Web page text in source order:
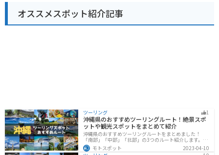
邑南町は、自然豊かな場所で、特産品としては、柿の他
に、ブルーベリーや、ワインなども有名です。道の駅 か
きのきむら は、そんな邑南町の魅力を満喫できるスポッ
オススメスポット紹介記事
ツーリング 1
沖縄県のおすすめツーリングルート！絶景スポ
ットや観光スポットをまとめて紹介
沖縄県のおすすめツーリングルートをまとめました！
「南部」「中部」「北部」の3つのルート紹介します。美
しいビーチや歴史と文化に溢れたスポットが多数あり、
様々な楽しみ方ができます。バイクで沖縄県にツーリン
モトスポット
2023-04-10